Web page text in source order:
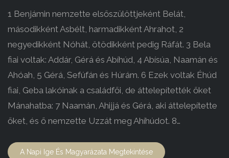
1 Benjámin nemzette elsőszülöttjeként Belát,
másodikként Asbélt, harmadikként Ahrahot, 2
negyedikként Nóhát, ötödikként pedig Ráfát. 3 Bela
fiai voltak: Addár, Gérá és Abíhúd, 4 Abísúa, Naamán és
Ahóah, 5 Gérá, Sefúfán és Húrám. 6 Ezek voltak Éhúd
fiai, Geba lakóinak a családfői, de áttelepítették őket
Mánahatba: 7 Naamán, Ahijjá és Gérá, aki áttelepítette
őket, és ő nemzette Uzzát meg Ahíhúdot. 8…
A Napi Ige És Magyarázata Megtekintése